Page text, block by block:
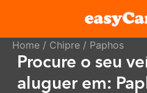
Home / Chipre / Paphos
Procure o seu
aluguer em: